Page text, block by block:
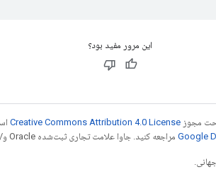
این مرور مفید بود؟
مجوز Creative Commons Attribution 4.0 License
مراجعه کنید. جاوا علامت تجاری ثبت‌شده Oracle و/یا شرکت‌های وابسته به آن است.